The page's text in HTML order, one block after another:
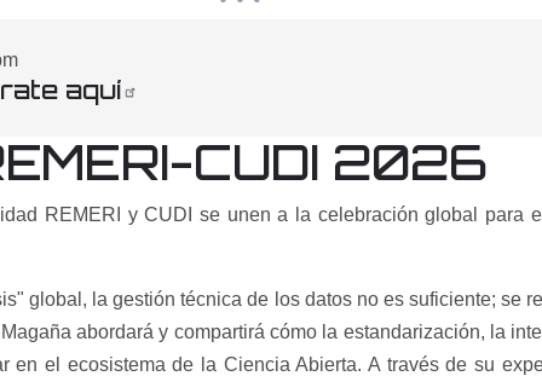
aquí
CUDI 2026
REMERI y CUDI se unen a la celebración global para
global, la gestión técnica de los datos no es suficiente; se
abordará y compartirá cómo la estandarización, la
en el ecosistema de la Ciencia Abierta. A través de su